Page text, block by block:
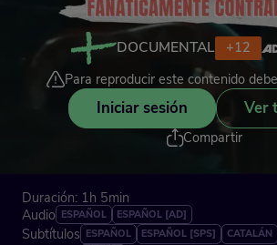
DOCUMENTAL +12
Para reproducir este contenido
Iniciar sesión Ver
Compartir
Duración: 1h 5min
Audio ESPAÑOL ESPAÑOL [AD]
Subtítulos ESPAÑOL ESPAÑOL [SPS] CATALÁN